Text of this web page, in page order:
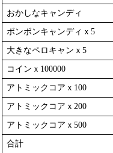
おかしなキャンディ
ボンボンキャンディｘ5
大きなペロキャンｘ5
コインｘ100000
アトミックコアｘ100
アトミックコアｘ200
アトミックコアｘ500
合計